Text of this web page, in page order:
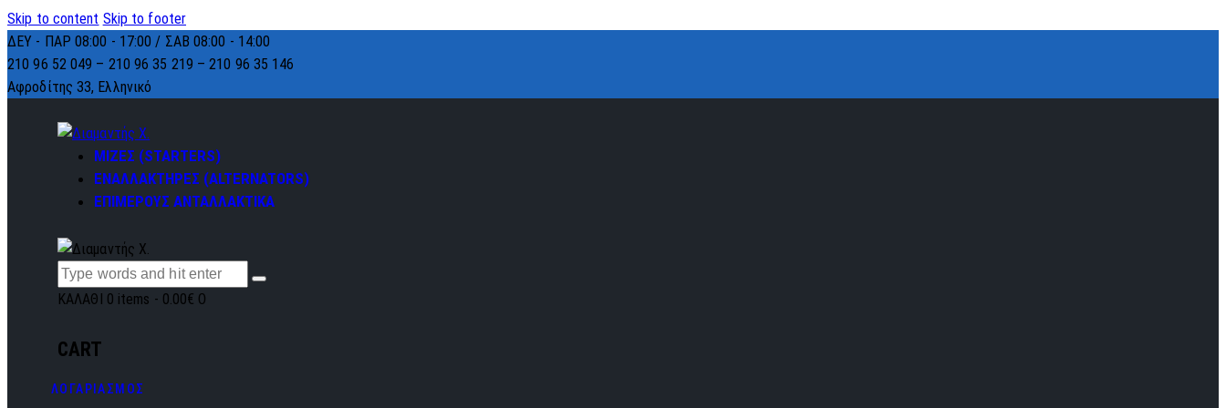
Skip to content Skip to footer
ΔΕΥ - ΠΑΡ 08:00 - 17:00 / ΣΑΒ 08:00 - 14:00
210 96 52 049 – 210 96 35 219 –210 96 35 146
Αφροδίτης 33, Ελληνικό
ΜΙΖΕΣ (STARTERS)
ΕΝΑΛΛΑΚΤΗΡΕΣ (ALTERNATORS)
ΕΠΙΜΕΡΟΥΣ ΑΝΤΑΛΛΑΚΤΙΚΑ
ΚΑΛΑΘΙ 0 items - 0.00€ 0
CART
ΛΟΓΑΡΙΑΣΜΟΣ